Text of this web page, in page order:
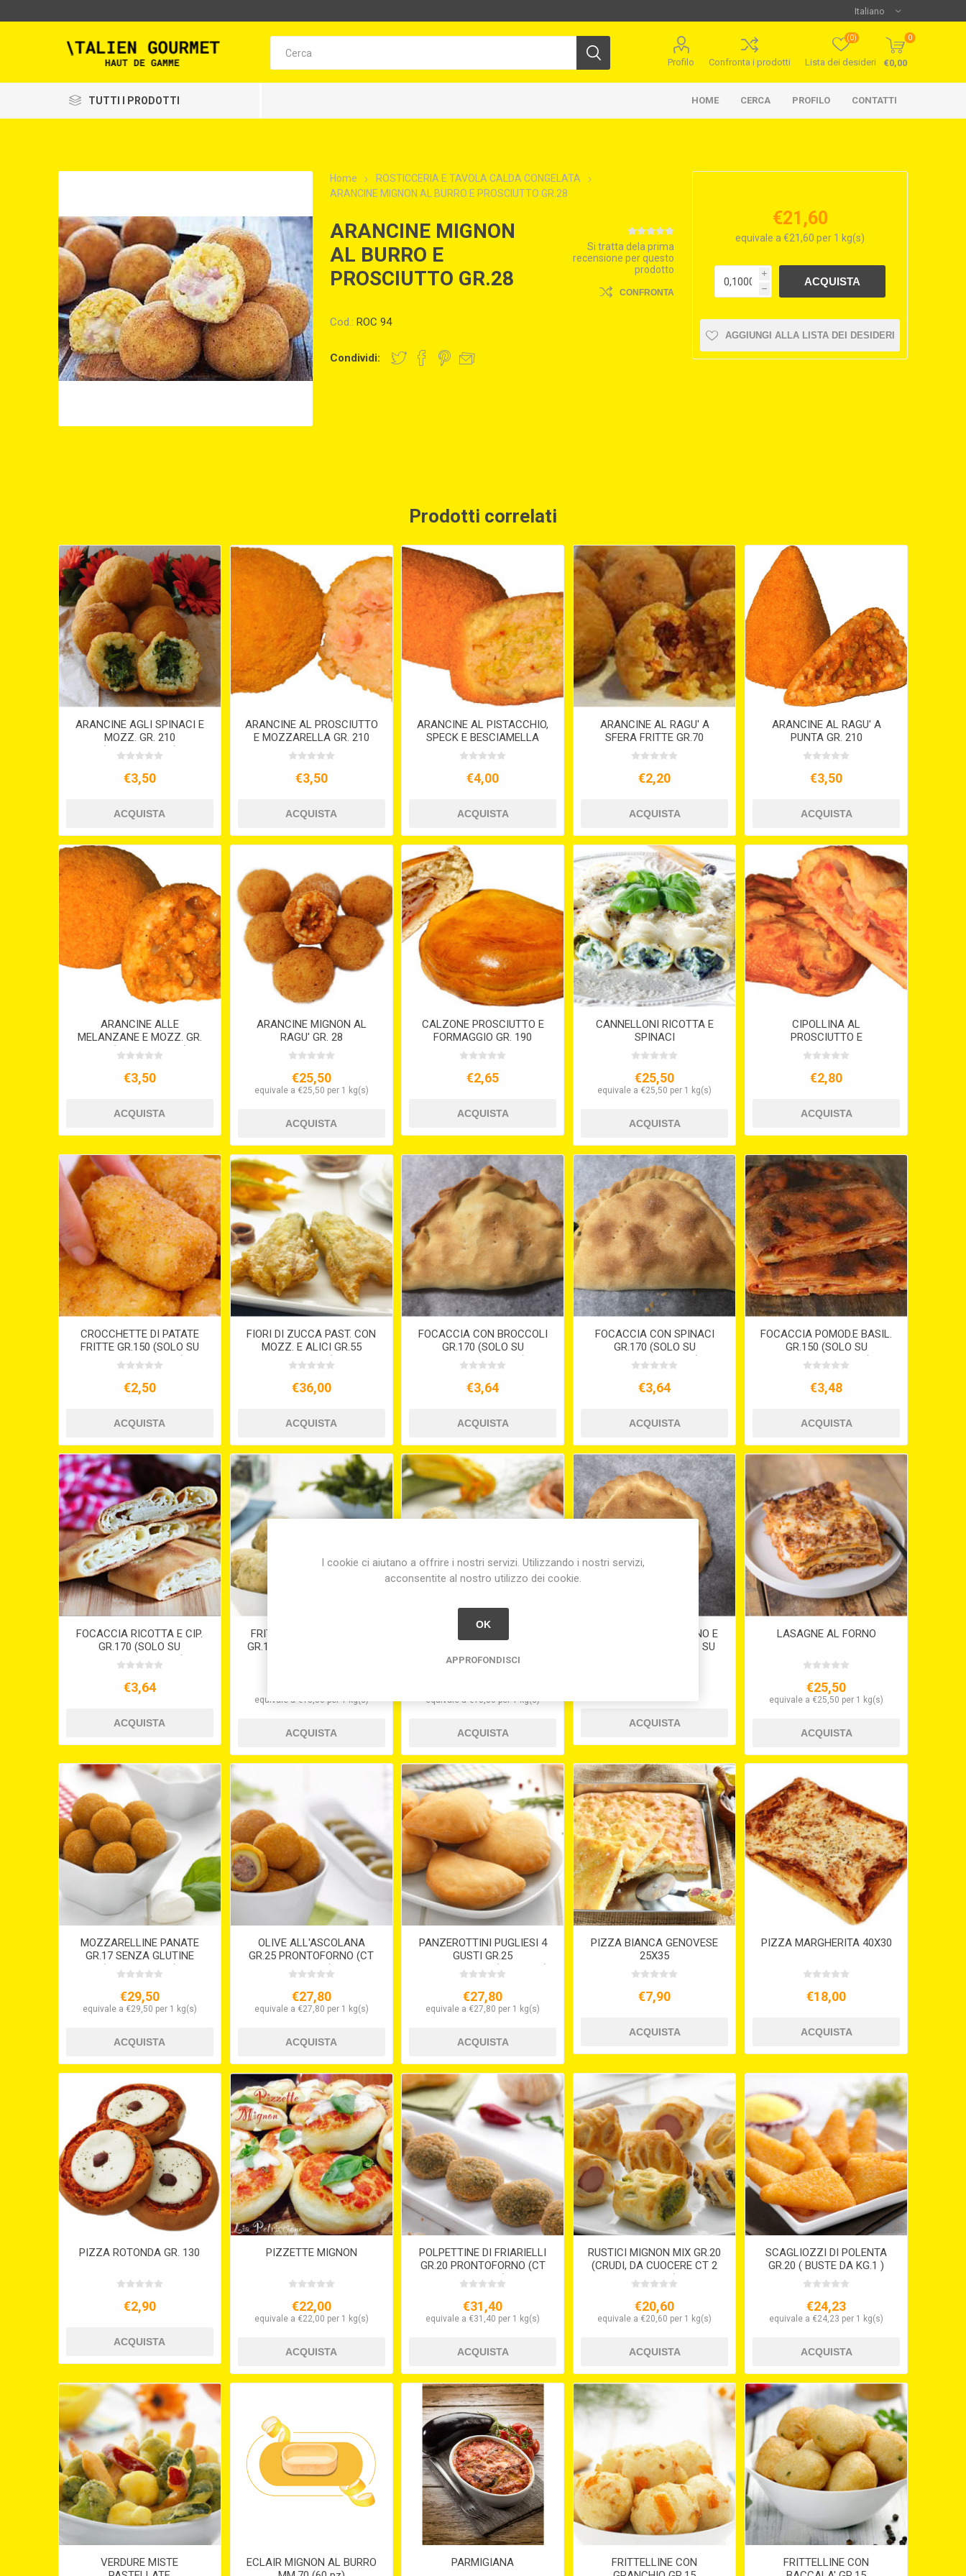
Profilo Confronta i prodotti Lista dei desideri
(0) 0
€0,00
TUTTI I PRODOTTI HOME CERCA PROFILO CONTATTI
Home
ROSTICCERIA E TAVOLA CALDA CONGELATA
ARANCINE MIGNON AL BURRO E PROSCIUTTO GR.28
ARANCINE MIGNON
AL BURRO E
PROSCIUTTO GR.28
Si tratta dela prima
recensione per questo
prodotto
CONFRONTA
Cod.: ROC 94
Condividi:
€21,60
equivale a €21,60 per 1 kg(s)
i
h
AGGIUNGI ALLA LISTA DEI DESIDERI
Prodotti correlati
ARANCINE AGLI SPINACI E
MOZZ. GR. 210
(VEGETARIANE)
€3,50
ARANCINE AL PROSCIUTTO
E MOZZARELLA GR. 210
€3,50
ARANCINE AL PISTACCHIO,
SPECK E BESCIAMELLA
GR.200
€4,00
ARANCINE AL RAGU' A
SFERA FRITTE GR.70
€2,20
ARANCINE AL RAGU' A
PUNTA GR. 210
€3,50
ARANCINE ALLE
MELANZANE E MOZZ. GR.
210 (VEGETARIANE)
€3,50
ARANCINE MIGNON AL
RAGU' GR. 28
€25,50
equivale a €25,50 per 1 kg(s)
CALZONE PROSCIUTTO E
FORMAGGIO GR. 190
€2,65
CANNELLONI RICOTTA E
SPINACI
€25,50
equivale a €25,50 per 1 kg(s)
CIPOLLINA AL
PROSCIUTTO E
MOZZARELLA GR. 220
€2,80
CROCCHETTE DI PATATE
FRITTE GR.150 (SOLO SU
PREORDINE 15GG )
€2,50
FIORI DI ZUCCA PAST. CON
MOZZ. E ALICI GR.55
PRONTOFORNO (CT 2 X 2
KG.)
€36,00
FOCACCIA CON BROCCOLI
GR.170 (SOLO SU
PREORDINE 15GG)
€3,64
FOCACCIA CON SPINACI
GR.170 (SOLO SU
PREORDINE 15GG )
€3,64
FOCACCIA POMOD.E BASIL.
GR.150 (SOLO SU
PREORDINE 15GG )
€3,48
FOCACCIA RICOTTA E CIP.
GR.170 (SOLO SU
PREORDINE 15GG )
€3,64
FRITTELLINE CON ALGHE
GR.15 PRONTOFORNO ( CT
equivale a €18,80 per 1 kg(s)
GR.15 PRONTOFORNO ( CT
equivale a €18,80 per 1 kg(s)
IMPANATA DI TACCHINO E
PATATE GR.240 (SOLO SU
LASAGNE AL FORNO
€25,50
equivale a €25,50 per 1 kg(s)
MOZZARELLINE PANATE
GR.17 SENZA GLUTINE
(VEGETARIANE)
€29,50
equivale a €29,50 per 1 kg(s)
OLIVE ALL'ASCOLANA
GR.25 PRONTOFORNO (CT
5 X KG.1)
€27,80
equivale a €27,80 per 1 kg(s)
PANZEROTTINI PUGLIESI 4
GUSTI GR.25
PRONTOFORNO ( 4 X KG.1 )
€27,80
equivale a €27,80 per 1 kg(s)
PIZZA BIANCA GENOVESE
25X35
€7,90
PIZZA MARGHERITA 40X30
€18,00
PIZZA ROTONDA GR. 130
€2,90
PIZZETTE MIGNON
€22,00
equivale a €22,00 per 1 kg(s)
POLPETTINE DI FRIARIELLI
GR.20 PRONTOFORNO (CT
5 X 1 KG.)
€31,40
equivale a €31,40 per 1 kg(s)
RUSTICI MIGNON MIX GR.20
(CRUDI, DA CUOCERE CT 2
X 2,5 KG.)
€20,60
equivale a €20,60 per 1 kg(s)
SCAGLIOZZI DI POLENTA
GR.20 ( BUSTE DA KG.1 )
€24,23
equivale a €24,23 per 1 kg(s)
VERDURE MISTE
ECLAIR MIGNON AL BURRO
PARMIGIANA
FRITTELLINE CON
FRITTELLINE CON
I cookie ci aiutano a offrire i nostri servizi. Utilizzando i nostri servizi,
acconsentite al nostro utilizzo dei cookie.
OK
APPROFONDISCI